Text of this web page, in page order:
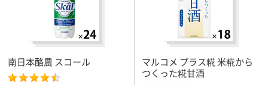
南日本酪農 スコール
マルコメ プラス糀 米糀から
つくった糀甘酒